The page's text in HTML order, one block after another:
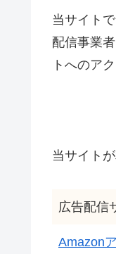
当サイト
配信事業
トへのア
当サイト
広告配信
Amazon